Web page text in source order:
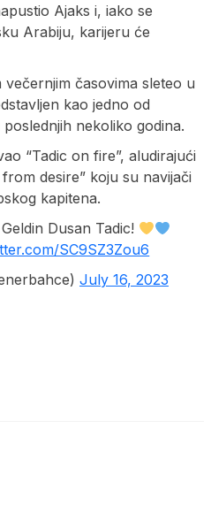
Ajaks i, iako se
Arabiju, karijeru će
časovima sleteo u
kao jedno od
nekoliko godina.
“Tadic on fire”, aludirajući
desire” koju su navijači
kapitena.
Dusan Tadic!
SC9SZ3Zou6
July 16, 2023